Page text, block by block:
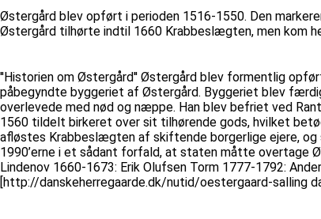
Østergård blev opført i perioden 1516-1550. Den
Østergård tilhørte indtil 1660 Krabbeslægten, men kom
''Historien om Østergård'' Østergård blev formentlig
påbegyndte byggeriet af Østergård. Byggeriet blev
overlevede med nød og næppe. Han blev befriet ved
1560 tildelt birkeret over sit tilhørende gods, hvilket
afløstes Krabbeslægten af skiftende borgerlige ejere,
1990’erne i et sådant forfald, at staten måtte overtage
Lindenov 1660-1673: Erik Olufsen Torm 1777-1792:
[http://danskeherregaarde.dk/nutid/oestergaard-salling